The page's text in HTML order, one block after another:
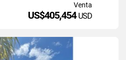
Venta
US$405,454 USD